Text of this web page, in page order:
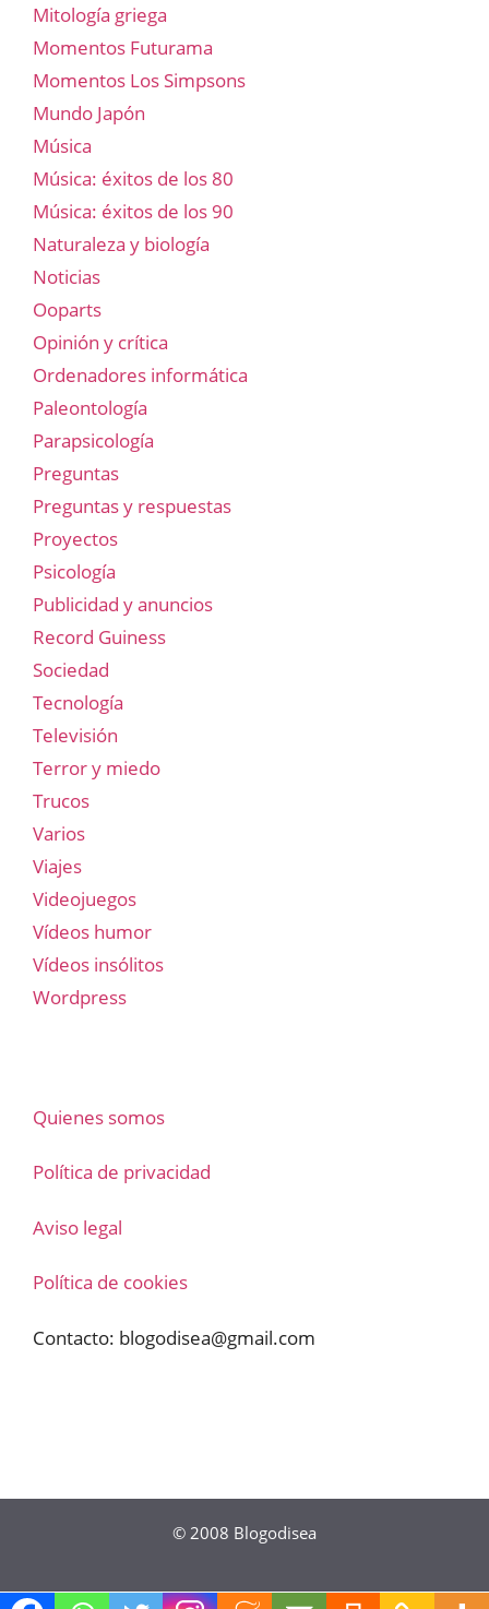
Mitología griega
Momentos Futurama
Momentos Los Simpsons
Mundo Japón
Música
Música: éxitos de los 80
Música: éxitos de los 90
Naturaleza y biología
Noticias
Ooparts
Opinión y crítica
Ordenadores informática
Paleontología
Parapsicología
Preguntas
Preguntas y respuestas
Proyectos
Psicología
Publicidad y anuncios
Record Guiness
Sociedad
Tecnología
Televisión
Terror y miedo
Trucos
Varios
Viajes
Videojuegos
Vídeos humor
Vídeos insólitos
Wordpress
Quienes somos
Política de privacidad
Aviso legal
Política de cookies
Contacto: blogodisea@gmail.com
© 2008 Blogodisea